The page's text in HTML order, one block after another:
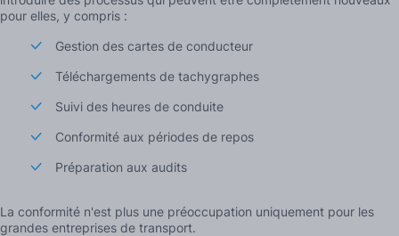
pour elles, y compris :
Gestion des cartes de conducteur
Téléchargements de tachygraphes
Suivi des heures de conduite
Conformité aux périodes de repos
Préparation aux audits
La conformité n'est plus une préoccupation uniquement pour les
grandes entreprises de transport.